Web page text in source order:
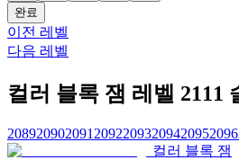
완료
이전 레벨
다음 레벨
컬러 블록 잼 레벨 2111
208920902091 20922093209420952096
컬러 블록 잼